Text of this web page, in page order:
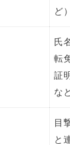
ど）
氏
転
証
な
目
と